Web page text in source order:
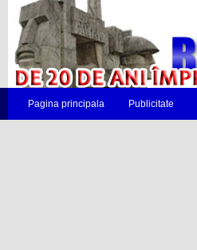
Pagina principala Publicitate